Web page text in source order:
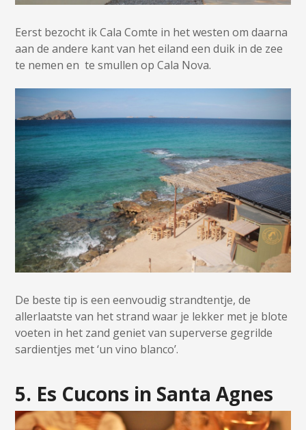
Eerst bezocht ik Cala Comte in het westen om daarna
aan de andere kant van het eiland een duik in de zee
te nemen en te smullen op Cala Nova.
De beste tip is een eenvoudig strandtentje, de
allerlaatste van het strand waar je lekker met je blote
voeten in het zand geniet van superverse gegrilde
sardientjes met ‘un vino blanco’.
5. Es Cucons in Santa Agnes